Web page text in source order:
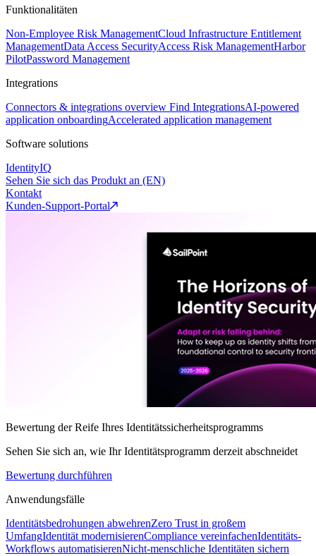
Funktionalitäten
Non-Employee Risk ManagementCloud Infrastructure Entitlement
ManagementData Access SecurityAccess Risk ManagementHarbor
PilotPassword Management
Integrations
Connectors & integrations overview Find IntegrationsAI-powered
application onboardingAccelerated application management
Software solutions
IdentityIQ
Sehen Sie sich das Produkt an (EN)
Kontakt
Kunden-Support-Portal
Bewertung der Reife Ihres Identitätssicherheitsprogramms
Sehen Sie sich an, wie Ihr Identitätsprogramm derzeit abschneidet
Bewertung durchführen
Anwendungsfälle
Identitätsbedrohungen abwehrenZero Trust in großem
UmfangIdentität modernisierenCompliance vereinfachenIdentitäts-
Workflows automatisierenNicht-menschliche Identitäten sichern